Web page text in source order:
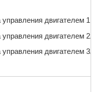
двигателем
двигателем
двигателем